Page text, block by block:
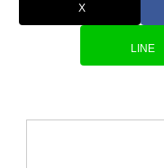
X
LINE